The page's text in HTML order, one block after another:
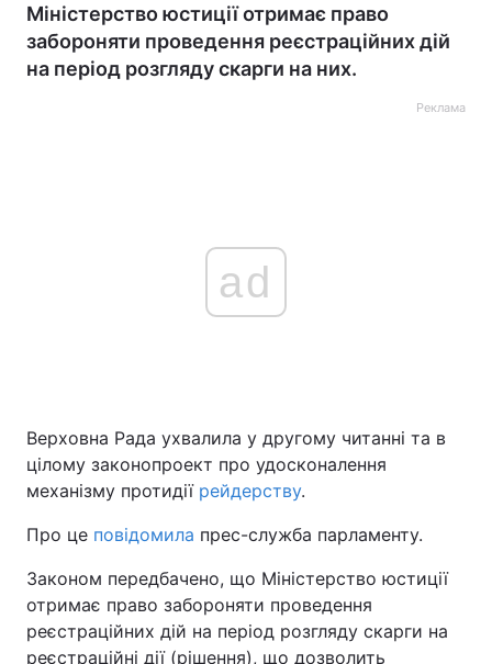
Міністерство юстиції отримає право
забороняти проведення реєстраційних дій
на період розгляду скарги на них.
Реклама
ad
Верховна Рада ухвалила у другому читанні та в
цілому законопроект про удосконалення
механізму протидії рейдерству.
Про це повідомила прес-служба парламенту.
Законом передбачено, що Міністерство юстиції
отримає право забороняти проведення
реєстраційних дій на період розгляду скарги на
реєстраційні дії (рішення), що дозволить